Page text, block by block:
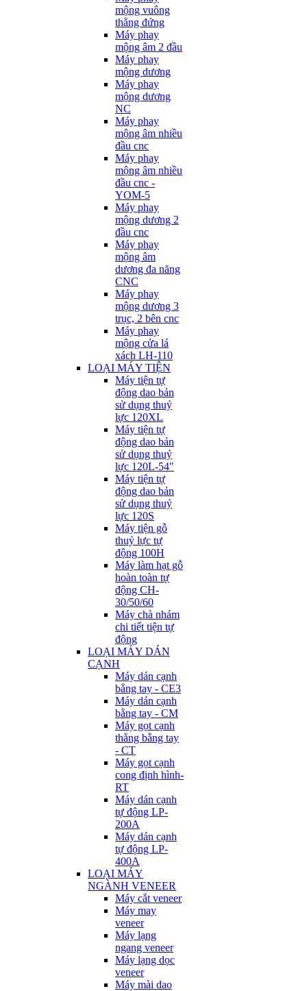
mộng vuông
thẳng đứng
Máy phay
mộng âm 2 đầu
Máy phay
mộng dương
Máy phay
mộng dương
NC
Máy phay
mộng âm nhiều
đầu cnc
Máy phay
mộng âm nhiều
đầu cnc -
YOM-5
Máy phay
mộng dương 2
đầu cnc
Máy phay
mộng âm
dương đa năng
CNC
Máy phay
mộng dương 3
trục, 2 bên cnc
Máy phay
mộng cửa lá
xách LH-110
LOẠI MÁY TIỆN
Máy tiện tự
động dao bản
sử dụng thuỷ
lực 120XL
Máy tiện tự
động dao bản
sử dụng thuỷ
lực 120L-54"
Máy tiện tự
động dao bản
sử dụng thuỷ
lực 120S
Máy tiện gỗ
thuỷ lực tự
động 100H
Máy làm hạt gỗ
hoàn toàn tự
động CH-
30/50/60
Máy chà nhám
chi tiết tiện tự
động
LOẠI MÁY DÁN
CẠNH
Máy dán cạnh
bằng tay - CE3
Máy dán cạnh
bằng tay - CM
Máy gọt cạnh
thẳng bằng tay
- CT
Máy gọt cạnh
cong định hình-
RT
Máy dán cạnh
tự động LP-
200A
Máy dán cạnh
tự động LP-
400A
LOẠI MÁY
NGÀNH VENEER
Máy cắt veneer
Máy may
veneer
Máy lạng
ngang veneer
Máy lạng dọc
veneer
Máy mài dao